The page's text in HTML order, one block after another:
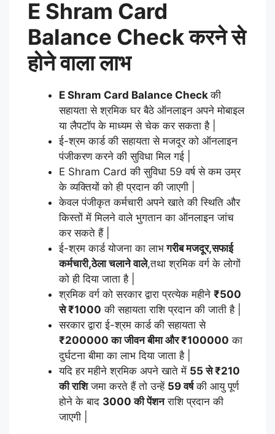
E Shram Card
Balance Check करने से
होने वाला लाभ
E Shram Card Balance Checkकी
सहायता से श्रमिक घर बैठे ऑनलाइन अपने मोबाइल
या लैपटॉप के माध्यम से चेक कर सकता है |
ई-श्रम कार्ड की सहायता से मजदूर को ऑनलाइन
पंजीकरण करने की सुविधा मिल गई |
E Shram Card की सुविधा 59 वर्ष से कम उम्र
के व्यक्तियों को ही प्रदान की जाएगी |
केवल पंजीकृत कर्मचारी अपने खाते की स्थिति और
किस्तों में मिलने वाले भुगतान का ऑनलाइन जांच
कर सकते हैं |
ई-श्रम कार्ड योजना का लाभगरीब मजदूर,सफाई
कर्मचारी,ठेला चलाने वाले,तथा श्रमिक वर्ग के लोगों
को ही दिया जाता है |
श्रमिक वर्ग को सरकार द्वारा प्रत्येक महीने ₹500
से ₹1000 की सहायता राशि प्रदान की जाती है |
सरकार द्वारा ई-श्रम कार्ड की सहायता से
₹200000 का जीवन बीमा और ₹100000 का
दुर्घटना बीमा का लाभ दिया जाता है |
यदि हर महीने श्रमिक अपने खाते में 55 से ₹210
की राशिजमा करते हैं तो उन्हें 59 वर्षकी आयु पूर्ण
होने के बाद 3000 की पेंशनराशि प्रदान की
जाएगी |